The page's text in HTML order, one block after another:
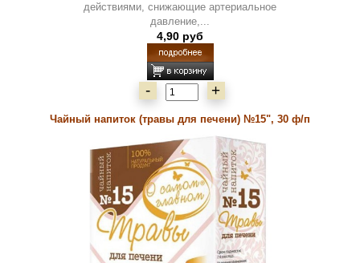
действиями, снижающие артериальное
давление,...
4,90 руб
- +
Чайный напиток (травы для печени) №15", 30 ф/п